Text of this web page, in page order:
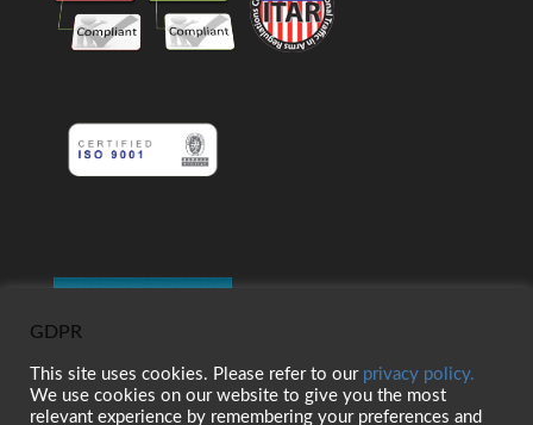
GDPR
This site uses cookies. Please refer to our privacy policy.
We use cookies on our website to give you the most
relevant experience by remembering your preferences and